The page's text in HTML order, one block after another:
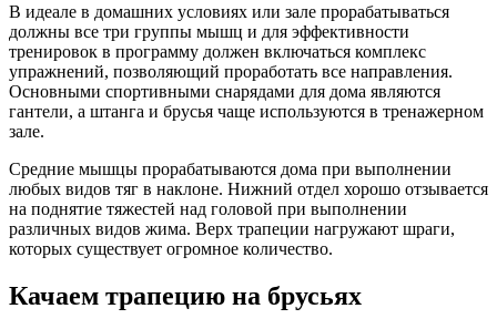
В идеале в домашних условиях или зале прорабатываться
должны все три группы мышц и для эффективности
тренировок в программу должен включаться комплекс
упражнений, позволяющий проработать все направления.
Основными спортивными снарядами для дома являются
гантели, а штанга и брусья чаще используются в тренажерном
зале.
Средние мышцы прорабатываются дома при выполнении
любых видов тяг в наклоне. Нижний отдел хорошо отзывается
на поднятие тяжестей над головой при выполнении
различных видов жима. Верх трапеции нагружают шраги,
которых существует огромное количество.
Качаем трапецию на брусьях